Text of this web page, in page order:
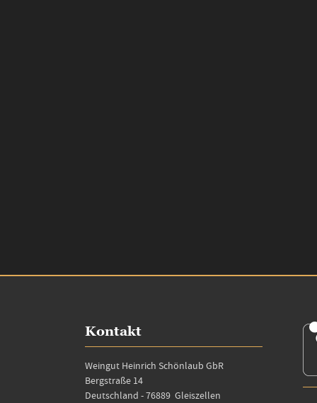
Kontakt
Weingut Heinrich Schönlaub GbR
Bergstraße 14
Deutschland - 76889 Gleiszellen